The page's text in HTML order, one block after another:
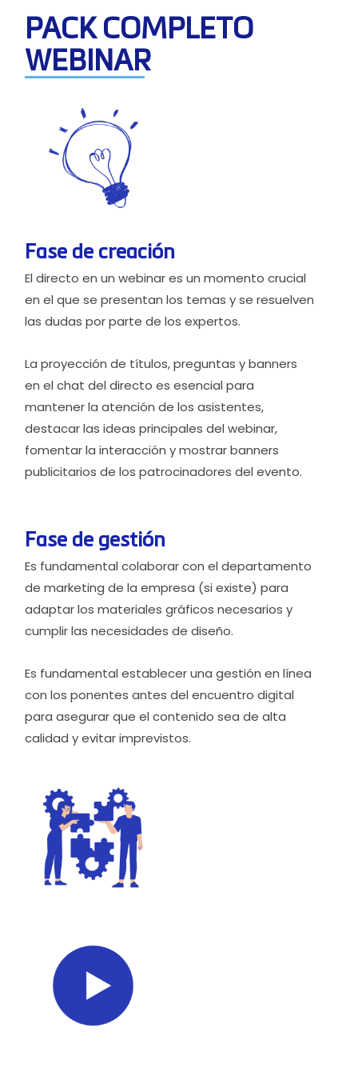
PACK COMPLETO
WEBINAR
Fase de creación
El directo en un webinar es un momento crucial
en el que se presentan los temas y se resuelven
las dudas por parte de los expertos.
La proyección de títulos, preguntas y banners
en el chat del directo es esencial para
mantener la atención de los asistentes,
destacar las ideas principales del webinar,
fomentar la interacción y mostrar banners
publicitarios de los patrocinadores del evento.
Fase de gestión
Es fundamental colaborar con el departamento
de marketing de la empresa (si existe) para
adaptar los materiales gráficos necesarios y
cumplir las necesidades de diseño.
Es fundamental establecer una gestión en línea
con los ponentes antes del encuentro digital
para asegurar que el contenido sea de alta
calidad y evitar imprevistos.